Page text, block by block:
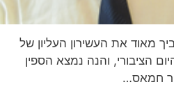
בישראל בחקירות הללו הגיע לשיאו ביולי 2025, והביך מאוד את העשירון העליון של
הציבורי, והנה נמצא הספין
חמאס…